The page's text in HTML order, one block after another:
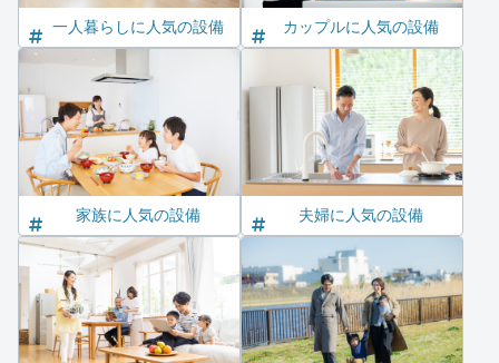
一人暮らしに人気の設備 カップルに人気の設備
家族に人気の設備 夫婦に人気の設備